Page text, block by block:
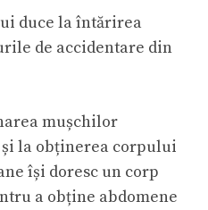
duce la întărirea
de accidentare din
mușchilor
la obținerea corpului
își doresc un corp
a obține abdomene